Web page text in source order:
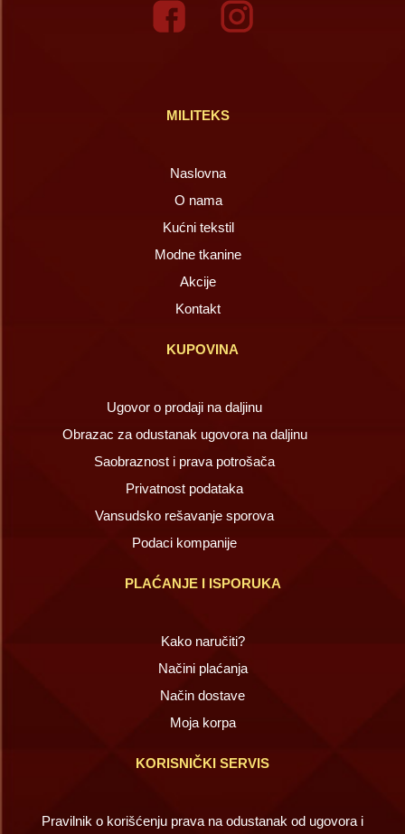
MILITEKS
Naslovna
O nama
Kućni tekstil
Modne tkanine
Akcije
Kontakt
KUPOVINA
Ugovor o prodaji na daljinu
Obrazac za odustanak ugovora na daljinu
Saobraznost i prava potrošača
Privatnost podataka
Vansudsko rešavanje sporova
Podaci kompanije
PLAĆANJE I ISPORUKA
Kako naručiti?
Načini plaćanja
Način dostave
Moja korpa
KORISNIČKI SERVIS
Pravilnik o korišćenju prava na odustanak od ugovora i